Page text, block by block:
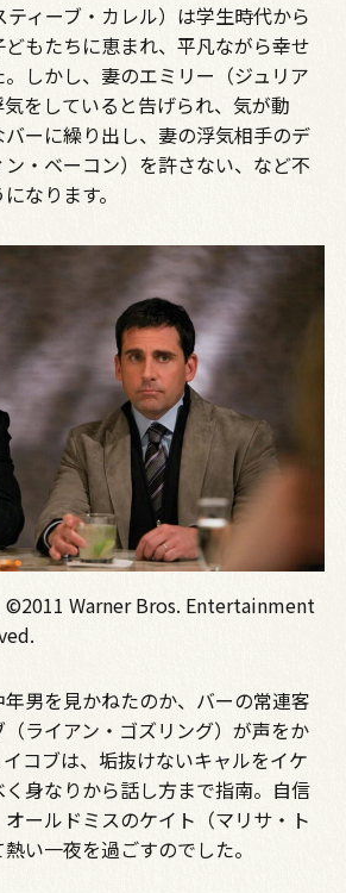
ィーブ・カレル）は学生時代から
もたちに恵まれ、平凡ながら幸せ
しかし、妻のエミリー（ジュリア
をしていると告げられ、気が動
ーに繰り出し、妻の浮気相手のデ
・ベーコン）を許さない、など不
なります。
©2011 Warner Bros. Entertainment
男を見かねたのか、バーの常連客
ライアン・ゴズリング）が声をか
コブは、垢抜けないキャルをイケ
身なりから話し方まで指南。自信
ールドミスのケイト（マリサ・ト
い一夜を過ごすのでした。